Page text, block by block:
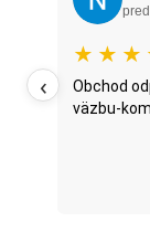
★ ★ ★
Obchod
väzbu-
‹